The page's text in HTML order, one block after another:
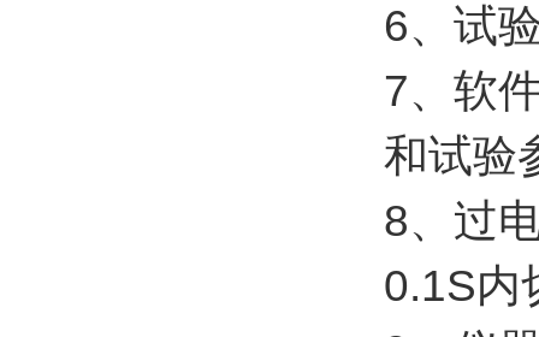
6、试
7、软
和试验
8、过
0.1S内